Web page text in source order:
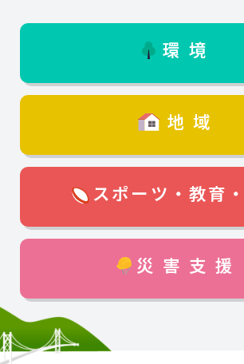
環境
地域
スポーツ・教育
災害支援